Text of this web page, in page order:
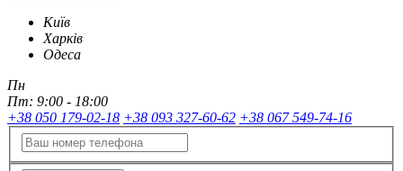
Київ
Харків
Одеса
Пн
Пт: 9:00 - 18:00
+38 050 179-02-18 +38 093 327-60-62 +38 067 549-74-16